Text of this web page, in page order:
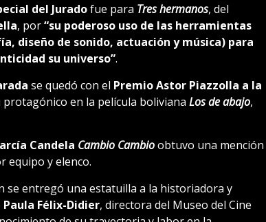
del Juradofue para Tres hermanos, del
, por“su poderoso uso de las herramientas
diseño de sonido, actuación y música) para
su universo”.
se quedó con el Premio Astor Piazzolla a la
protagónico en la película boliviana Los de abajo,
Candela Cambio Cambioobtuvo una mención
equipo y elenco.
se entregó una estatuilla a la historiadora y
Paula Félix-Didier, directora del Museo del Cine